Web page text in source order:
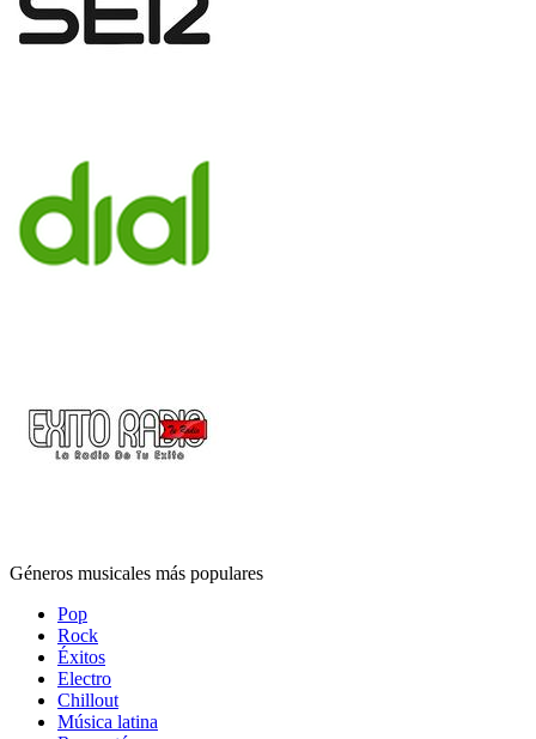
Géneros musicales más populares
Pop
Rock
Éxitos
Electro
Chillout
Música latina